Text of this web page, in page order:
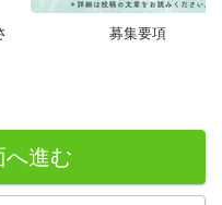
鶴居村での観光のほかに
ハートンツリーさんの下
ストランでのお手伝いに
多いボランティア活動と
募集要項
へ進む